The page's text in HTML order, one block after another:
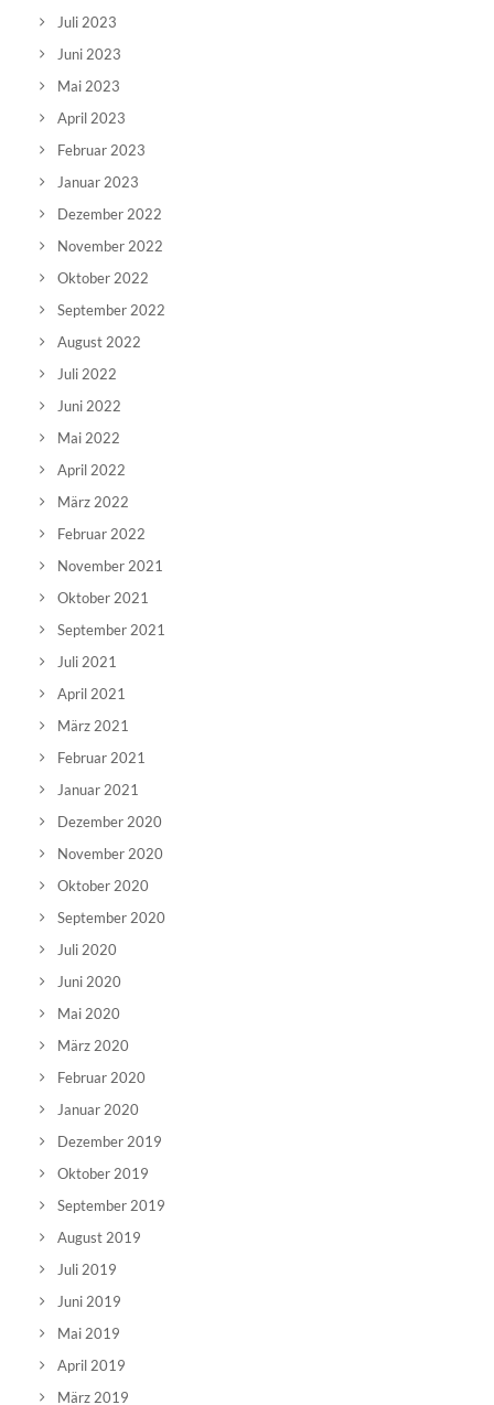
Juli 2023
Juni 2023
Mai 2023
April 2023
Februar 2023
Januar 2023
Dezember 2022
November 2022
Oktober 2022
September 2022
August 2022
Juli 2022
Juni 2022
Mai 2022
April 2022
März 2022
Februar 2022
November 2021
Oktober 2021
September 2021
Juli 2021
April 2021
März 2021
Februar 2021
Januar 2021
Dezember 2020
November 2020
Oktober 2020
September 2020
Juli 2020
Juni 2020
Mai 2020
März 2020
Februar 2020
Januar 2020
Dezember 2019
Oktober 2019
September 2019
August 2019
Juli 2019
Juni 2019
Mai 2019
April 2019
März 2019